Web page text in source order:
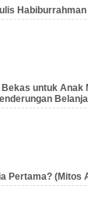
untuk Anak
Pertama? (Mitos